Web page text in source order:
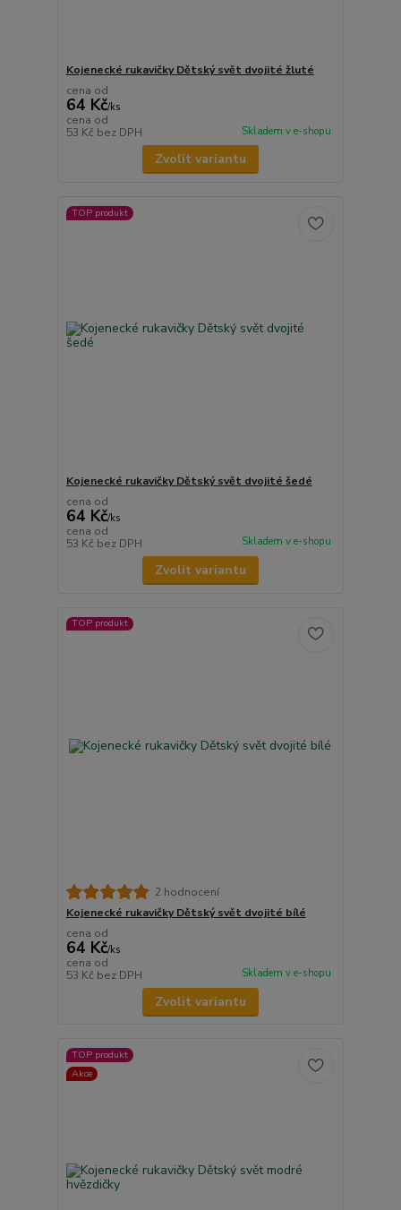
Kojenecké rukavičky Dětský svět dvojité žluté
cena od
64 Kč/ks
cena od
53 Kč bez DPH Skladem v e-shopu
Zvolit variantu
TOP produkt
Kojenecké rukavičky Dětský svět dvojité šedé
cena od
64 Kč/ks
cena od
53 Kč bez DPH Skladem v e-shopu
Zvolit variantu
TOP produkt
2 hodnocení
Kojenecké rukavičky Dětský svět dvojité bílé
cena od
64 Kč/ks
cena od
53 Kč bez DPH Skladem v e-shopu
Zvolit variantu
TOP produkt
Akce